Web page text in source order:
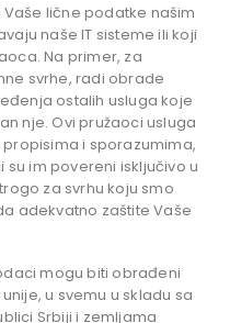
lične podatke našim
naše IT sisteme ili koji
Na primer, za
svrhe, radi obrade
ostalih usluga koje
nje. Ovi pružaoci usluga
i sporazumima,
im povereni isključivo u
za svrhu koju smo
adekvatno zaštite Vaše
mogu biti obrađeni
u svemu u skladu sa
Srbiji i zemljama